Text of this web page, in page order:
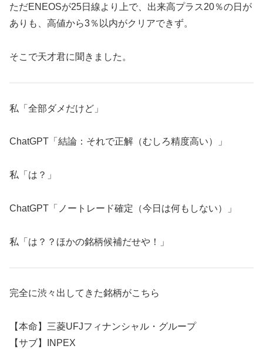
ただENEOSが25日線より上で、出来高プラス20％の日が
ありも、高値から3％以内がクリアできず。
そこで天才君に聞きました。
私「全部ダメだけど」
ChatGPT「結論：それで正解（むしろ精度高い）」
私「は？」
ChatGPT「ノートレード確定（今日は何もしない）」
私「は？？ほかの銘柄候補だせや！」
完全に渋々出してきた銘柄がこちら
【本命】三菱UFJフィナンシャル・グループ
【サブ】INPEX